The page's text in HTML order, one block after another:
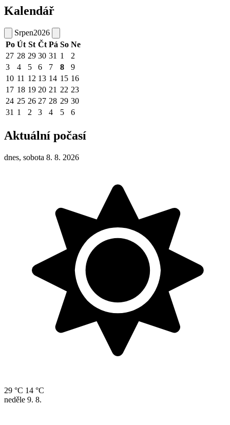
Kalendář
Srpen2026
Po Út St Čt Pá So Ne
27 28 29 30 31 1
2
3
4 5 6 7 8
9
10 11 12 13 14 15 16
17 18 19 20 21 22 23
24 25 26 27 28 29 30
31 1 2 3 4 5 6
Aktuální počasí
dnes, sobota 8. 8. 2026
29 °C 14 °C
neděle 9. 8.